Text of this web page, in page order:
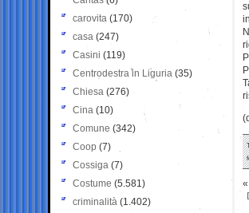
«
carovita (170)
casa (247)
Casini (119)
Centrodestra in Liguria (35)
Chiesa (276)
Cina (10)
Comune (342)
Coop (7)
Cossiga (7)
Costume (5.581)
criminalità (1.402)